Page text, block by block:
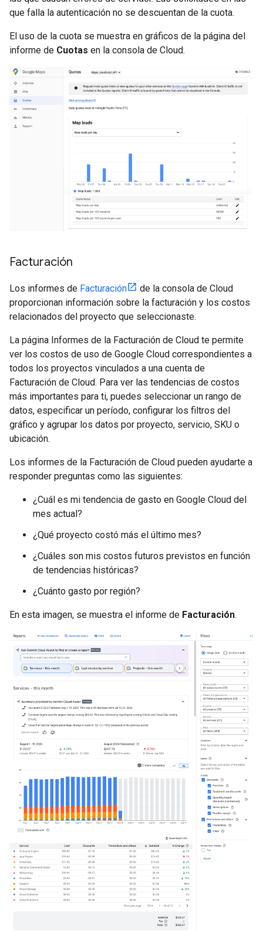
que falla la autenticación no se descuentan de la cuota.
El uso de la cuota se muestra en gráficos de la página del
informe de Cuotas en la consola de Cloud.
Facturación
Los informes de Facturación
de la consola de Cloud
proporcionan información sobre la facturación y los costos
relacionados del proyecto que seleccionaste.
La página Informes de la Facturación de Cloud te permite
ver los costos de uso de Google Cloud correspondientes a
todos los proyectos vinculados a una cuenta de
Facturación de Cloud. Para ver las tendencias de costos
más importantes para ti, puedes seleccionar un rango de
datos, especificar un período, configurar los filtros del
gráfico y agrupar los datos por proyecto, servicio, SKU o
ubicación.
Los informes de la Facturación de Cloud pueden ayudarte a
responder preguntas como las siguientes:
¿Cuál es mi tendencia de gasto en Google Cloud del
mes actual?
¿Qué proyecto costó más el último mes?
¿Cuáles son mis costos futuros previstos en función
de tendencias históricas?
¿Cuánto gasto por región?
En esta imagen, se muestra el informe de Facturación.